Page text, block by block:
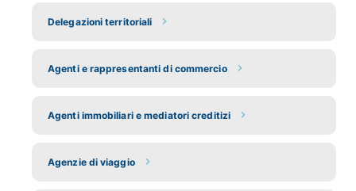
Delegazioni territoriali
Agenti e rappresentanti di commercio
Agenti immobiliari e mediatori creditizi
Agenzie di viaggio